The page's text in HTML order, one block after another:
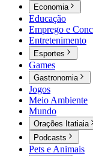
Economia
Educação
Emprego e
Entretenimento
Esportes
Games
Gastronomia
Jogos
Meio Ambiente
Mundo
Orações Itatiaia
Podcasts
Pets e Animais